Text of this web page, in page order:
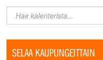
SELAA KAUPUNGEITTAIN